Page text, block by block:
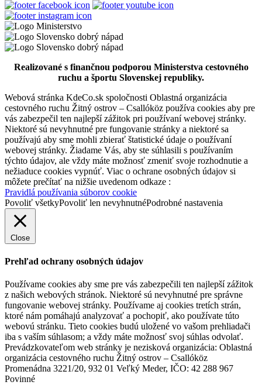
Termálna túra
99 km,Prehliadka mesta
Realizované s finančnou podporou Ministerstva cestovného
ruchu a športu Slovenskej republiky.
Webová stránka KdeCo.sk spoločnosti Oblastná organizácia
cestovného ruchu Žitný ostrov – Csallóköz používa cookies aby pre
vás zabezpečil ten najlepší zážitok pri používaní webovej stránky.
Niektoré sú nevyhnutné pre fungovanie stránky a niektoré sa
používajú aby sme mohli zbierať štatistické údaje o používaní
webovej stránky. Žiadame Vás, aby ste súhlasili s používaním
týchto údajov, ale vždy máte možnosť zmeniť svoje rozhodnutie a
nežiaduce cookies vypnúť. Viac o ochrane osobných údajov si
môžete prečítať na nižšie uvedenom odkaze :
Pravidlá používania súborov cookie
Povoliť všetkyPovoliť len nevyhnutnéPodrobné nastavenia
Close
Prehľad ochrany osobných údajov
Používame cookies aby sme pre vás zabezpečili ten najlepší zážitok
z našich webových stránok. Niektoré sú nevyhnutné pre správne
fungovanie webovej stránky. Používame aj cookies tretích strán,
ktoré nám pomáhajú analyzovať a pochopiť, ako používate túto
webovú stránku. Tieto cookies budú uložené vo vašom prehliadači
iba s vaším súhlasom; a vždy máte možnosť svoj súhlas odvolať.
Prevádzkovateľom web stránky je nezisková organizácia: Oblastná
organizácia cestovného ruchu Žitný ostrov – Csallóköz
Promenádna 3221/20, 932 01 Veľký Meder, IČO: 42 288 967
Povinné